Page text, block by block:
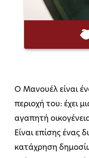
Ο Μανουέλ είναι
περιοχή του: έχει
αγαπητή
Είναι επίσης ένας
κατάχρηση